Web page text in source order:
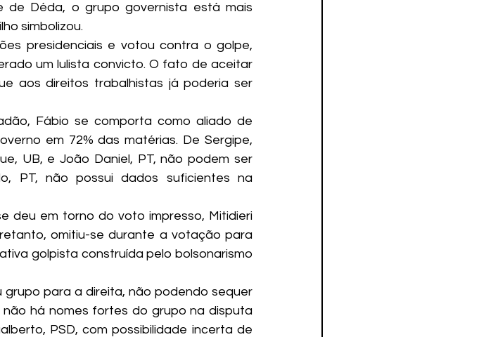
de Déda, o grupo governista está mais
simbolizou.
presidenciais e votou contra o golpe,
um lulista convicto. O fato de aceitar
aos direitos trabalhistas já poderia ser
Fábio se comporta como aliado de
em 72% das matérias. De Sergipe,
UB, e João Daniel, PT, não podem ser
PT, não possui dados suficientes na
deu em torno do voto impresso, Mitidieri
omitiu-se durante a votação para
golpista construída pelo bolsonarismo
para a direita, não podendo sequer
há nomes fortes do grupo na disputa
PSD, com possibilidade incerta de